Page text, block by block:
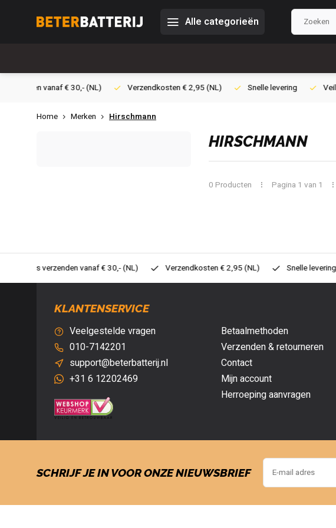
Alle categorieën
Verzendkosten € 2,95 (NL) Snelle levering Veilig betalen (iDEAL
Home Merken Hirschmann
HIRSCHMANN
0 Producten Pagina 1 van 1
Verzendkosten € 2,95 (NL) Snelle levering Veilig betalen (iDEAL
KLANTENSERVICE
Veelgestelde vragen
010-7142201
support@beterbatterij.nl
+31 6 12202469
Betaalmethoden
Verzenden & retourneren
Contact
Mijn account
Herroeping aanvragen
SCHRIJF JE IN VOOR ONZE NIEUWSBRIEF